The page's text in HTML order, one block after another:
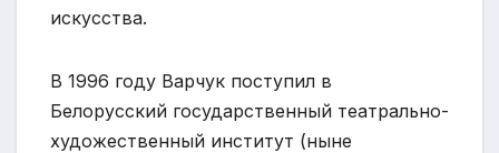
искусства.
В 1996 году Варчук поступил в
Белорусский государственный театрально-
художественный институт (ныне